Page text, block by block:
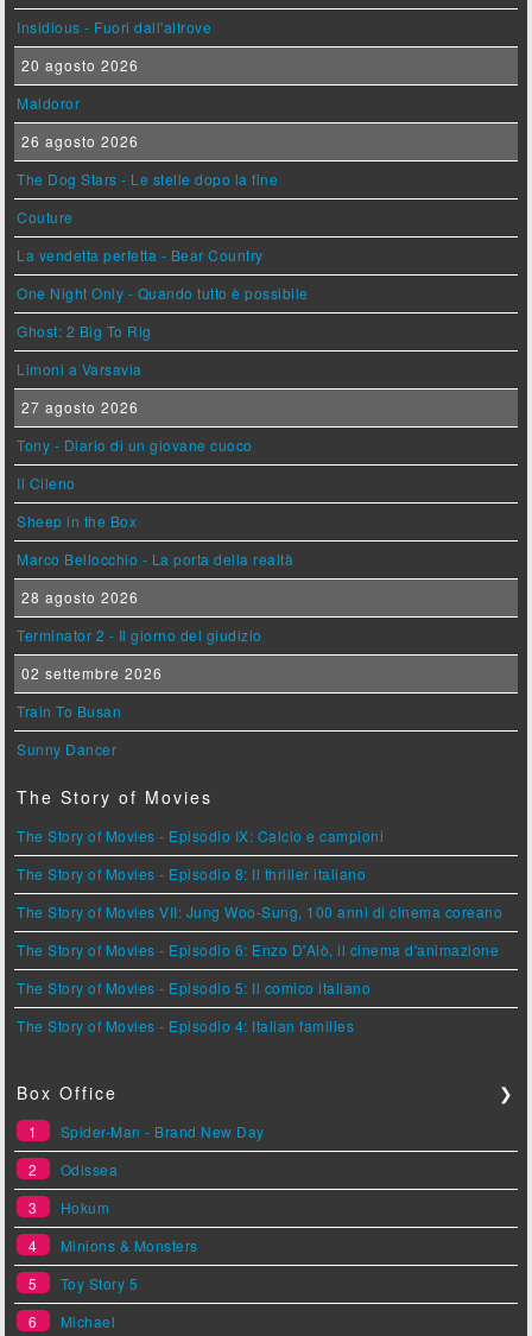
Insidious - Fuori dall'altrove
20 agosto 2026
Maldoror
26 agosto 2026
The Dog Stars - Le stelle dopo la fine
Couture
La vendetta perfetta - Bear Country
One Night Only - Quando tutto è possibile
Ghost: 2 Big To Rig
Limoni a Varsavia
27 agosto 2026
Tony - Diario di un giovane cuoco
Il Cileno
Sheep in the Box
Marco Bellocchio - La porta della realtà
28 agosto 2026
Terminator 2 - Il giorno del giudizio
02 settembre 2026
Train To Busan
Sunny Dancer
The Story of Movies
The Story of Movies - Episodio IX: Calcio e campioni
The Story of Movies - Episodio 8: Il thriller italiano
The Story of Movies VII: Jung Woo-Sung, 100 anni di cinema coreano
The Story of Movies - Episodio 6: Enzo D'Alò, il cinema d'animazione
The Story of Movies - Episodio 5: Il comico italiano
The Story of Movies - Episodio 4: Italian families
Box Office ❯
1
Spider-Man - Brand New Day
2
Odissea
3
Hokum
4
Minions & Monsters
5
Toy Story 5
6
Michael